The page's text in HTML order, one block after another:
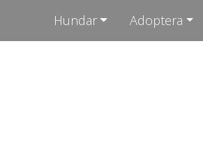
Hundar Adoptera